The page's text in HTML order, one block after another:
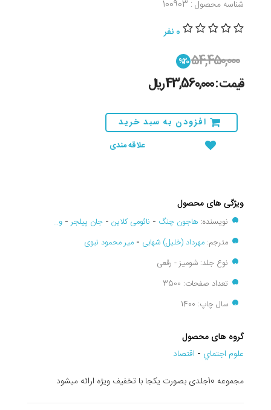
شناسه محصول : 100903
0 نفر
54,450,000
%20
قیمت : 43,560,000 ريال
افزودن به سبد خرید
علاقه مندی
ویژگی های محصول
نویسنده: هاجون چنگ - نائومی کلاین - جان پیلجر - و...
مترجم: مهرداد (خلیل) شهابی - میر محمود نبوی
نوع جلد: شومیز - رقعی
تعداد صفحات: 3500
سال چاپ: 1400
گروه های محصول
علوم اجتماي - اقتصاد
مجموعه 10جلدی بصورت یکجا با تخفیف ویژه ارائه میشود